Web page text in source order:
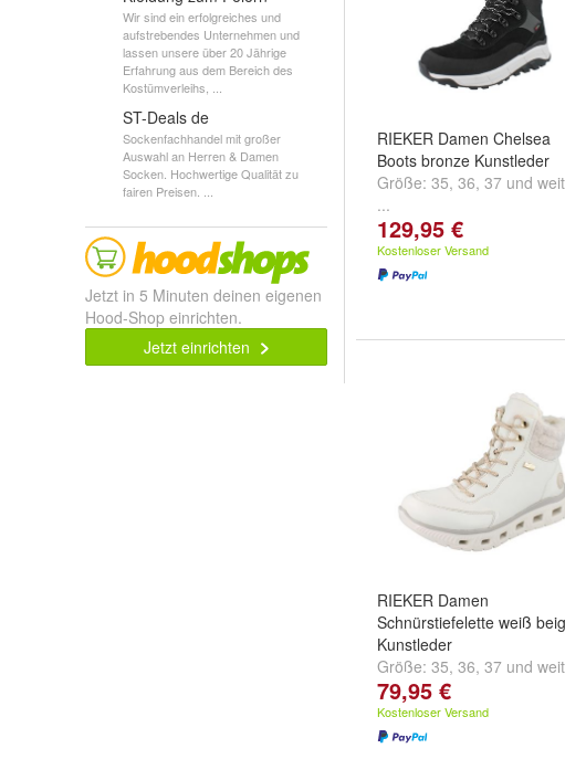
Wir sind ein erfolgreiches und
aufstrebendes Unternehmen und
lassen unsere über 20 Jährige
Erfahrung aus dem Bereich des
Kostümverleihs, ...
ST-Deals de
Sockenfachhandel mit großer
Auswahl an Herren & Damen
Socken. Hochwertige Qualität zu
fairen Preisen. ...
Jetzt in 5 Minuten deinen eigenen
Hood-Shop einrichten.
Jetzt einrichten
RIEKER Damen Chelsea
Boots bronze Kunstleder
Größe: 35, 36, 37 und
...
129,95 €
Kostenloser Versand
RIEKER Damen
Schnürstiefelette weiß
Kunstleder
Größe: 35, 36, 37 und
...
79,95 €
Kostenloser Versand